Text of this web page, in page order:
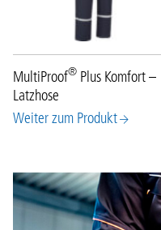
MultiProof® Plus Komfort –
Latzhose
Weiter zum Produkt